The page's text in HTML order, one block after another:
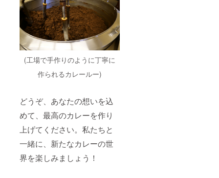
(工場で手作りのように丁寧に
作られるカレールー)
どうぞ、あなたの想いを込
めて、最高のカレーを作り
上げてください。私たちと
一緒に、新たなカレーの世
界を楽しみましょう！